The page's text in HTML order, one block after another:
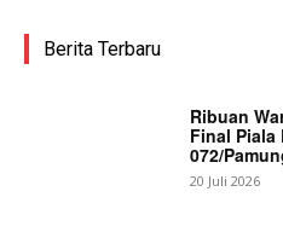
Berita Terbaru
Ribuan
Final Piala
072/
20 Juli 2026